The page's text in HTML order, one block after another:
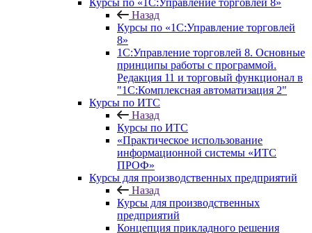
Курсы по «1С:Управление торговлей 8»
Назад
Курсы по «1С:Управление торговлей
8»
1С:Управление торговлей 8. Основные
принципы работы с программой.
Редакция 11 и торговый функционал в
"1С:Комплексная автоматизация 2"
Курсы по ИТС
Назад
Курсы по ИТС
«Практическое использование
информационной системы «ИТС
ПРОФ»
Курсы для производственных предприятий
Назад
Курсы для производственных
предприятий
Концепция прикладного решения